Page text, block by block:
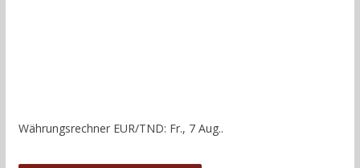
Währungsrechner EUR/TND: Fr., 7 Aug..